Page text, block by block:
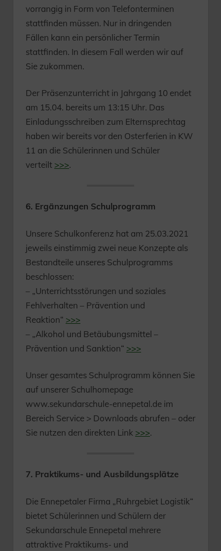
vorrangig in Form von Telefonterminen
stattfinden müssen. Nur in dringenden
Fällen kann ein persönlicher Termin
stattfinden. In diesem Fall werden wir auf
Sie zukommen.
Der Präsenzunterricht in Jahrgang 10 endet
am 15.04. bereits um 13:15 Uhr. Das
Einladungsschreiben zum Elternsprechtag
haben wir bereits vor den Osterferien in KW
11 an die Schülerinnen und Schüler
verteilt >>>.
6. Ergänzungen Schulprogramm
Unsere Schulkonferenz hat am 25.03.2021
jeweils einstimmig zwei neue Konzepte als
Bestandteile unseres Schulprogramms
beschlossen:
– „Unterrichtsstörungen und soziales
Fehlverhalten – Prävention und
Reaktion“ >>>
– „Alkohol und Betäubungsmittel –
Prävention und Sanktion“ >>>
Unser gesamtes Schulprogramm können Sie
auf unserer Schulhomepage
www.sekundarschule-ennepetal.de im
Bereich Service > Downloads abrufen – oder
Sie nutzen den direkten Link >>>.
7. Praktikums- und Ausbildungsplätze
Die Ennepetaler Firma „Ruhrgebiet Logistik“
bietet Schülerinnen und Schülern der
Sekundarschule Ennepetal mehrere
attraktive Praktikums- und